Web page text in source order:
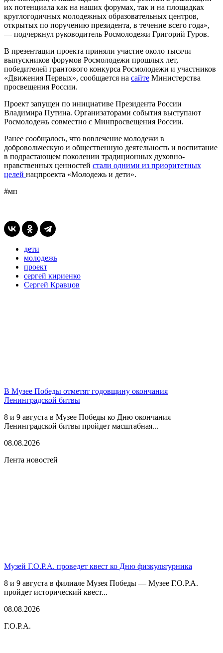
их потенциала как на наших форумах, так и на площадках
круглогодичных молодежных образовательных центров,
открытых по поручению президента, в течение всего года»,
— подчеркнул руководитель Росмолодежи Григорий Гуров.
В презентации проекта приняли участие около тысячи
выпускников форумов Росмолодежи прошлых лет,
победителей грантового конкурса Росмолодежи и участников
«Движения Первых», сообщается на сайте Министерства
просвещения России.
Проект запущен по инициативе Президента России
Владимира Путина. Организаторами события выступают
Росмолодежь совместно с Минпросвещения России.
Ранее сообщалось, что вовлечение молодежи в
добровольческую и общественную деятельность и воспитание
в подрастающем поколении традиционных духовно-
нравственных ценностей стали одними из приоритетных
целей нацпроекта «Молодежь и дети».
#мп
дети
молодежь
проект
сергей кириенко
Сергей Кравцов
В Музее Победы отметят годовщину окончания
Ленинградской битвы
8 и 9 августа в Музее Победы ко Дню окончания
Ленинградской битвы пройдет масштабная...
08.08.2026
Лента новостей
Музей Г.О.Р.А. проведет квест ко Дню физкультурника
8 и 9 августа в филиале Музея Победы — Музее Г.О.Р.А.
пройдет исторический квест...
08.08.2026
Г.О.Р.А.